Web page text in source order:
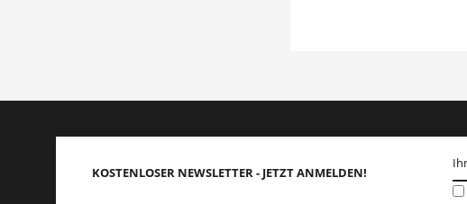
KOSTENLOSER NEWSLETTER - JETZT ANMELDEN!